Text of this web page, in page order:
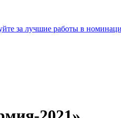
за лучшие работы в